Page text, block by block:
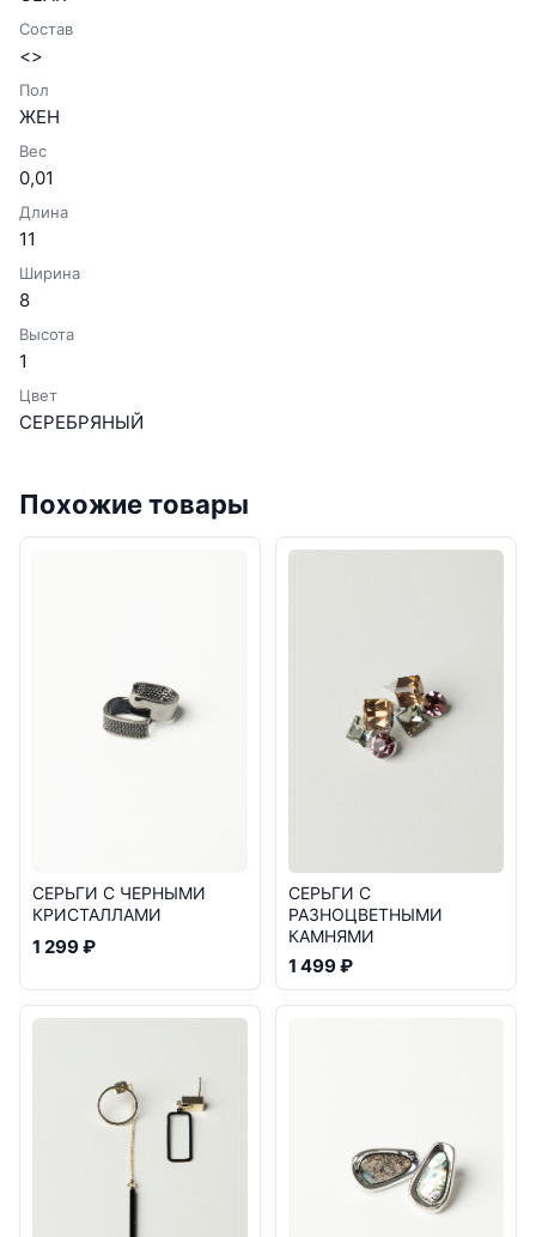
Состав
<>
Пол
ЖЕН
Вес
0,01
Длина
11
Ширина
8
Высота
1
Цвет
СЕРЕБРЯНЫЙ
Похожие товары
СЕРЬГИ С ЧЕРНЫМИ
КРИСТАЛЛАМИ
1 299 ₽
СЕРЬГИ С
РАЗНОЦВЕТНЫМИ
КАМНЯМИ
1 499 ₽